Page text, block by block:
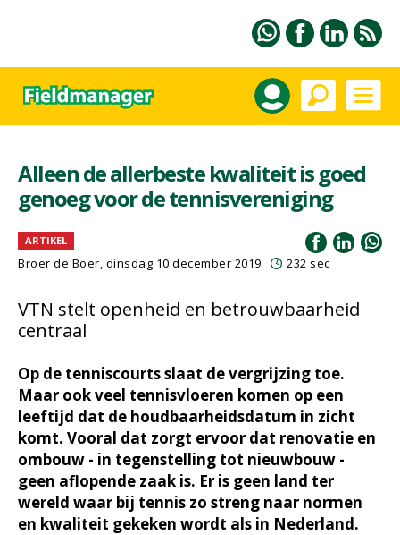
Alleen de allerbeste kwaliteit is goed
genoeg voor de tennisvereniging
ARTIKEL
Broer de Boer, dinsdag 10 december 2019 232 sec
VTN stelt openheid en betrouwbaarheid
centraal
Op de tenniscourts slaat de vergrijzing toe.
Maar ook veel tennisvloeren komen op een
leeftijd dat de houdbaarheidsdatum in zicht
komt. Vooral dat zorgt ervoor dat renovatie en
ombouw - in tegenstelling tot nieuwbouw -
geen aflopende zaak is. Er is geen land ter
wereld waar bij tennis zo streng naar normen
en kwaliteit gekeken wordt als in Nederland.